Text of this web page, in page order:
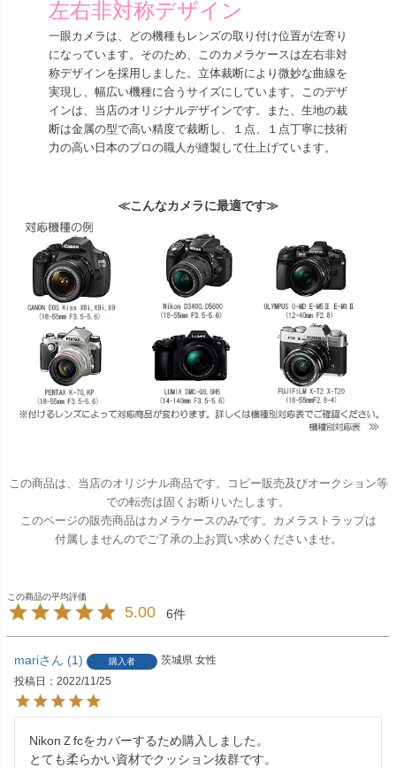
左右非対称デザイン
一眼カメラは、どの機種もレンズの取り付け位置が左寄り
になっています。そのため、このカメラケースは左右非対
称デザインを採用しました。立体裁断により微妙な曲線を
実現し、幅広い機種に合うサイズにしています。このデザ
インは、当店のオリジナルデザインです。また、生地の裁
断は金属の型で高い精度で裁断し、１点、１点丁寧に技術
力の高い日本のプロの職人が縫製して仕上げています。
≪こんなカメラに最適です≫
この商品は、当店のオリジナル商品です。コピー販売及びオークション等
での転売は固くお断りいたします。
このページの販売商品はカメラケースのみです。カメラストラップは
付属しませんのでご了承の上お買い求めくださいませ。
5.00 6
mari 1 購入者 茨城県 女性
投稿日
2022/11/25
NikonＺfcをカバーするため購入しました。
とても柔らかい資材でクッション抜群です。